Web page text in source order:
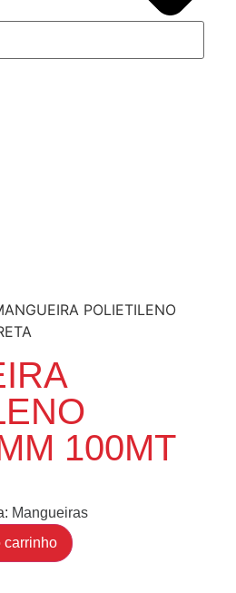
POLIETILENO
100MT
carrinho
Mangueiras